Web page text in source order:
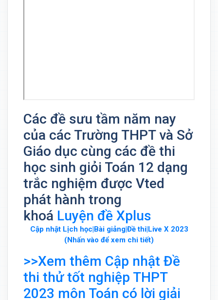
Các đề sưu tầm năm nay
của các Trường THPT và Sở
Giáo dục cùng các đề thi
học sinh giỏi Toán 12 dạng
trắc nghiệm được Vted
phát hành trong
khoá Luyện đề Xplus
Cập nhật Lịch học|Bài giảng|Đề thi|Live X 2023
(Nhấn vào để xem chi tiết)
>>Xem thêm Cập nhật Đề
thi thử tốt nghiệp THPT
2023 môn Toán có lời giải